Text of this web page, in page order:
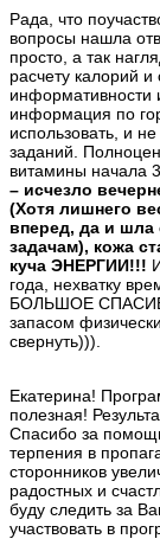
Рада, что
вопросы нашла
просто, а так
расчету калорий и
информативности
информация по
использовать, и
заданий.
витамины начала
– исчезло
(Хотя лишнего
вперед, да и шла
задачам), кожа
куча ЭНЕРГИИ!!!
года, нехватку
БОЛЬШОЕ
запасом
свернуть))).
Екатерина!
полезная!
Спасибо за
терпения в
сторонников
радостных и
буду следить за
участвовать в